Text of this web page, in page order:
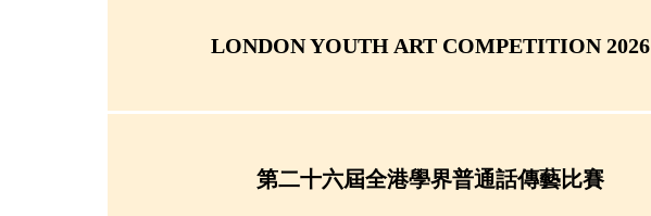
LONDON YOUTH ART COMPETITION 2026
第二十六屆全港學界普通話傳藝比賽